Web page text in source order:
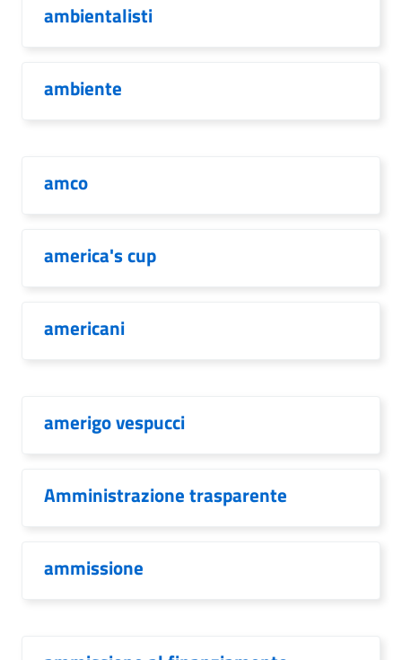
ambientalisti
ambiente
amco
america's cup
americani
amerigo vespucci
Amministrazione trasparente
ammissione